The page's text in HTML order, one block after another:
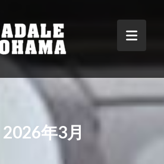
2026年3月